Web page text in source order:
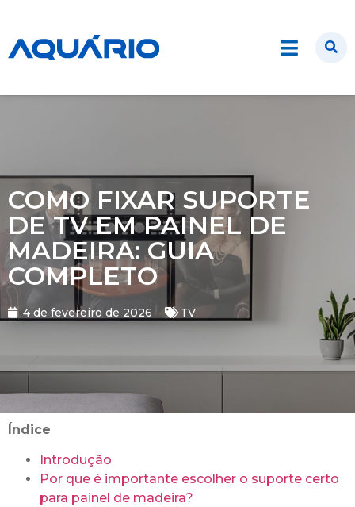
COMO FIXAR SUPORTE
DE TV EM PAINEL DE
MADEIRA: GUIA
COMPLETO
4 de fevereiro de 2026 TV
Índice
Introdução
Por que é importante escolher o suporte certo
para painel de madeira?